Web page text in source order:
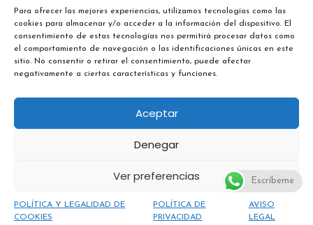
Para ofrecer las mejores experiencias, utilizamos tecnologías como las
cookies para almacenar y/o acceder a la información del dispositivo. El
consentimiento de estas tecnologías nos permitirá procesar datos como
el comportamiento de navegación o las identificaciones únicas en este
sitio. No consentir o retirar el consentimiento, puede afectar
negativamente a ciertas características y funciones.
Aceptar
Denegar
Ver preferencias
POLÍTICA Y LEGALIDAD DE
COOKIES
POLÍTICA DE
PRIVACIDAD
AVISO
LEGAL
Leer más »
POLÍTICA Y LEGALIDAD DE COOKIES
POLÍTICA DE PRIVACIDAD EN RRSS
AVISO LEGAL
TÉRMINOS Y CONDICIONES
Copyright © [2024] [www.matronacris.com] | Created by [Idea tu
Web]
Escríbeme